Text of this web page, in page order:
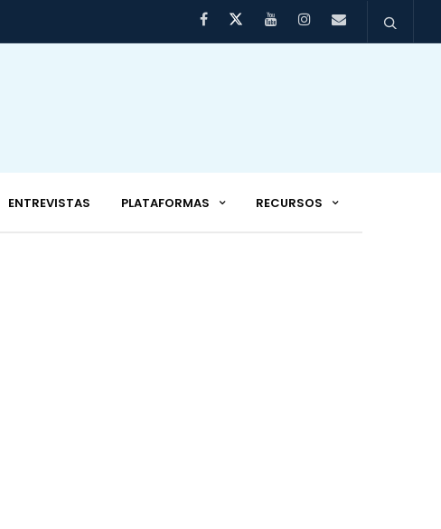
ENTREVISTAS PLATAFORMAS RECURSOS